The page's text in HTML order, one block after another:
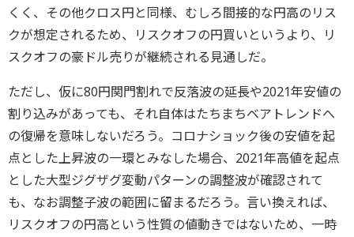
くく、その他クロス円と同様、むしろ間接的な円高のリス
クが想定されるため、リスクオフの円買いというより、リ
スクオフの豪ドル売りが継続される見通しだ。
ただし、仮に80円関門割れで反落波の延長や2021年安値の
割り込みがあっても、それ自体はたちまちベアトレンドへ
の復帰を意味しないだろう。コロナショック後の安値を起
点とした上昇波の一環とみなした場合、2021年高値を起点
とした大型ジグザグ変動パターンの調整波が確認されて
も、なお調整子波の範囲に留まるだろう。言い換えれば、
リスクオフの円高という性質の値動きではないため、一時